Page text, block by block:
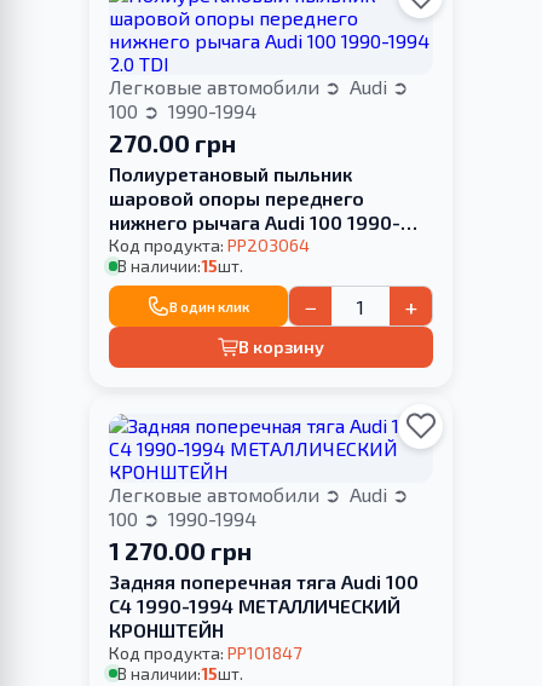
Легковые автомобили
Audi
100
1990-1994
270.00 грн
Полиуретановый пыльник
шаровой опоры переднего
нижнего рычага Audi 100 1990-
1994 2.0 TDI
Код продукта: PP203064
В наличии:15шт.
В один клик − +
В корзину
Легковые автомобили
Audi
100
1990-1994
1 270.00 грн
Задняя поперечная тяга Audi 100
C4 1990-1994 МЕТАЛЛИЧЕСКИЙ
КРОНШТЕЙН
Код продукта: PP101847
В наличии:15шт.